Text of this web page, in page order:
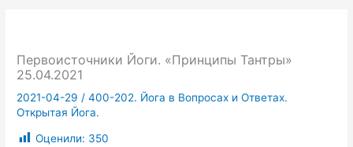
Первоисточники Йоги. «Принципы Тантры»
25.04.2021
2021-04-29 /400-202. Йога в Вопросах и Ответах.
Открытая Йога.
Оценили: 350